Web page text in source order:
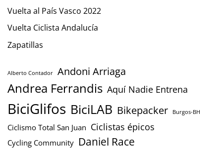
Vuelta al País Vasco 2022
Vuelta Ciclista Andalucía
Zapatillas
Alberto Contador Andoni Arriaga
Andrea Ferrandis Aquí Nadie Entrena
BiciGlifos BiciLAB Bikepacker Burgos-BH
Ciclismo Total San Juan Ciclistas épicos
Cycling Community Daniel Race